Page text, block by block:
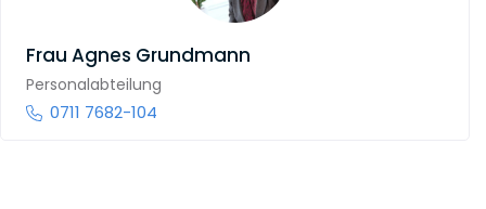
Frau Agnes Grundmann
Personalabteilung
0711 7682-104